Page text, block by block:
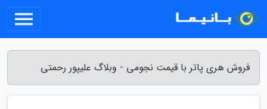
فروش هری پاتر با قیمت نجومی - وبلاگ علیپور رحمتی